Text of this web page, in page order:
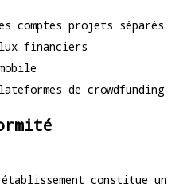
comptes projets séparés
financiers
de crowdfunding
constitue un